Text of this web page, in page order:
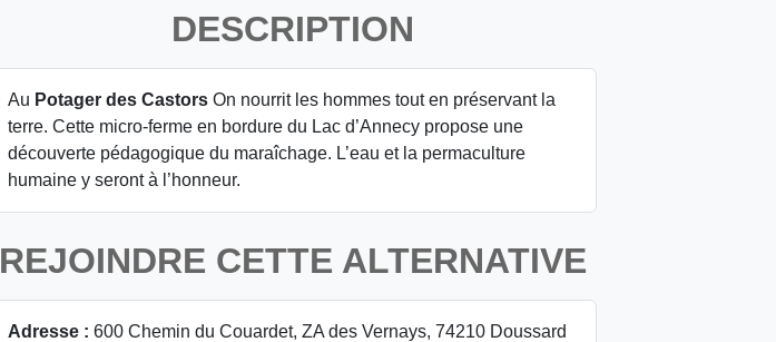
DESCRIPTION
Au Potager des CastorsOn nourrit les hommes tout en préservant la
terre. Cette micro-ferme en bordure du Lac d’Annecy propose une
découverte pédagogique du maraîchage. L’eau et la permaculture
humaine y seront à l’honneur.
REJOINDRE CETTE ALTERNATIVE
Adresse : 600 Chemin du Couardet, ZA des Vernays, 74210 Doussard